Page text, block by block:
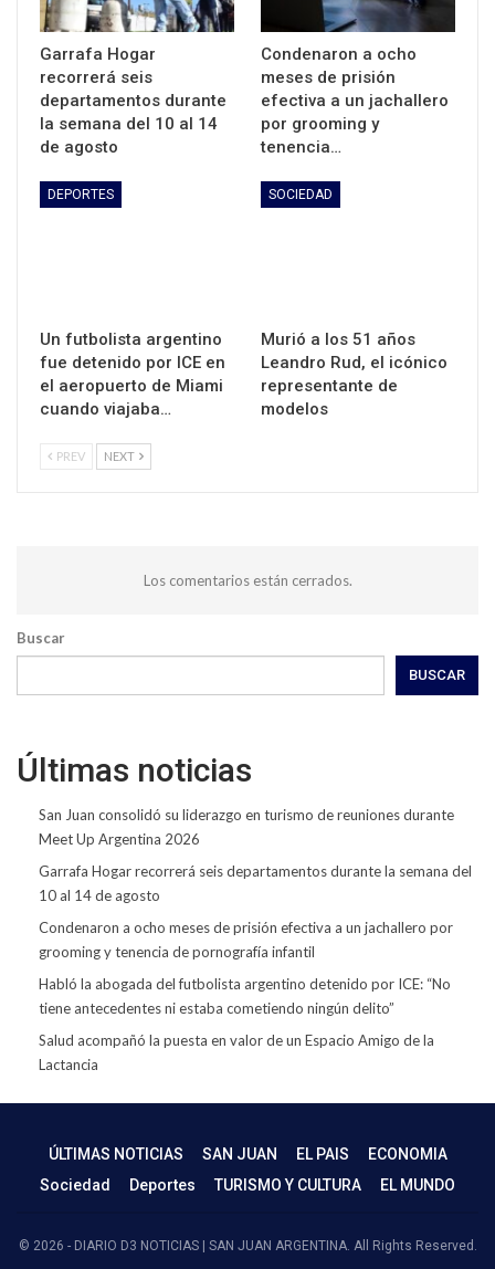
Garrafa Hogar
recorrerá seis
departamentos durante
la semana del 10 al 14
de agosto
Condenaron a ocho
meses de prisión
efectiva a un jachallero
por grooming y
tenencia…
DEPORTES
Un futbolista argentino
fue detenido por ICE en
el aeropuerto de Miami
cuando viajaba…
SOCIEDAD
Murió a los 51 años
Leandro Rud, el icónico
representante de
modelos
PREV NEXT
Los comentarios están cerrados.
Buscar
BUSCAR
Últimas noticias
San Juan consolidó su liderazgo en turismo de reuniones durante
Meet Up Argentina 2026
Garrafa Hogar recorrerá seis departamentos durante la semana del
10 al 14 de agosto
Condenaron a ocho meses de prisión efectiva a un jachallero por
grooming y tenencia de pornografía infantil
Habló la abogada del futbolista argentino detenido por ICE: “No
tiene antecedentes ni estaba cometiendo ningún delito”
Salud acompañó la puesta en valor de un Espacio Amigo de la
Lactancia
ÚLTIMAS NOTICIAS SAN JUAN EL PAIS
ECONOMIA
Sociedad
Deportes TURISMO Y CULTURA EL MUNDO
© 2026 - DIARIO D3 NOTICIAS | SAN JUAN ARGENTINA. All Rights Reserved.